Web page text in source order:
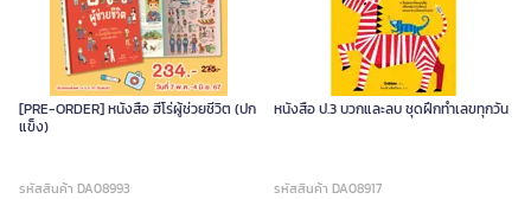
[PRE-ORDER] หนังสือ ฮีโร่ผู้ช่วยชีวิต (ปก
แข็ง)
รหัสสินค้า DA08993
หนังสือ ป.3 บวกและลบ ชุดฝึกทำเลขทุกวัน
รหัสสินค้า DA08917